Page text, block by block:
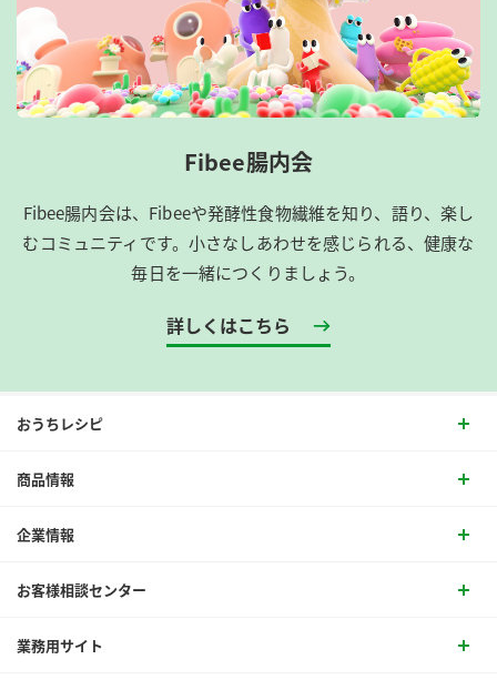
Fibee腸内会
Fibee腸内会は、​Fibeeや発酵性食物繊維を知り、語り、楽し
むコミュニティです。​小さなしあわせを感じられる、健康な
毎日を一緒につくりましょう。
詳しくはこちら
おうちレシピ
商品情報
企業情報
お客様相談センター
業務用サイト